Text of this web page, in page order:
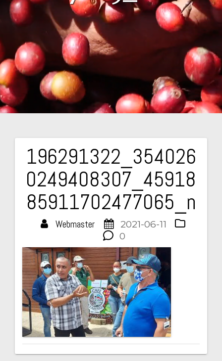
196291322_354026
0249408307_45918
85911702477065_n
Webmaster
2021-06-11
0
Navegación
de
entradas